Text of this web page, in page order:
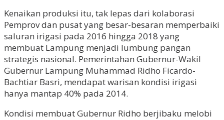
Kenaikan produksi itu, tak lepas dari kolaborasi
Pemprov dan pusat yang besar-besaran memperbaiki
saluran irigasi pada 2016 hingga 2018 yang
membuat Lampung menjadi lumbung pangan
strategis nasional. Pemerintahan Gubernur-Wakil
Gubernur Lampung Muhammad Ridho Ficardo-
Bachtiar Basri, mendapat warisan kondisi irigasi
hanya mantap 40% pada 2014.
Kondisi membuat Gubernur Ridho berjibaku melobi